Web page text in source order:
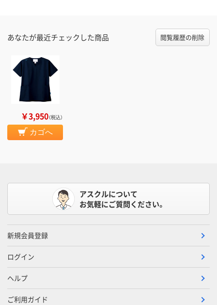
あなたが最近チェックした商品 閲覧履歴の削除
￥3,950（税込）
カゴへ
アスクルについて
お気軽にご質問ください。
新規会員登録
ログイン
ヘルプ
ご利用ガイド